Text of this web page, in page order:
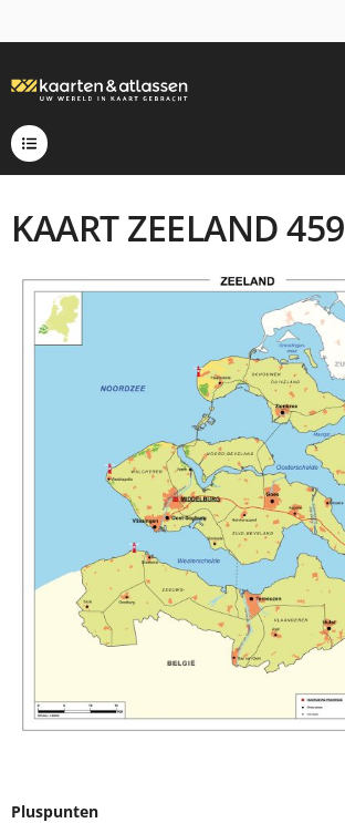
KAART ZEELAND 459
Pluspunten